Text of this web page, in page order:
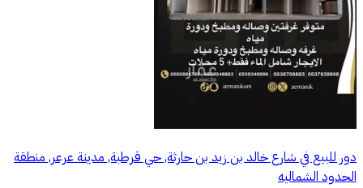
دور للبيع في شارع خالد بن زيد بن حارثة, حي قرطبة, مدينة عرعر, منطقة
الحدود الشماليه